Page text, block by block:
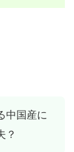
中国産に
？